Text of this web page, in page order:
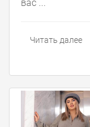
вас ...
Читать далее